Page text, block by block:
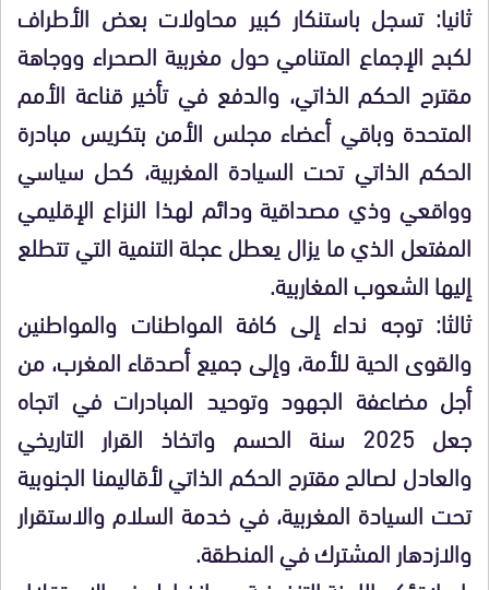
ثانيا: تسجل باستنكار كبير محاولات بعض الأطراف
لكبح الإجماع المتنامي حول مغربية الصحراء ووجاهة
مقترح الحكم الذاتي، والدفع في تأخير قناعة الأمم
المتحدة وباقي أعضاء مجلس الأمن بتكريس مبادرة
الحكم الذاتي تحت السيادة المغربية، كحل سياسي
وواقعي وذي مصداقية ودائم لهذا النزاع الإقليمي
المفتعل الذي ما يزال يعطل عجلة التنمية التي تتطلع
إليها الشعوب المغاربية.
ثالثا: توجه نداء إلى كافة المواطنات والمواطنين
والقوى الحية للأمة، وإلى جميع أصدقاء المغرب، من
أجل مضاعفة الجهود وتوحيد المبادرات في اتجاه
جعل 2025 سنة الحسم واتخاذ القرار التاريخي
والعادل لصالح مقترح الحكم الذاتي لأقاليمنا الجنوبية
تحت السيادة المغربية، في خدمة السلام والاستقرار
والازدهار المشترك في المنطقة.